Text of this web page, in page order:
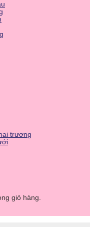
trương
giỏ hàng.